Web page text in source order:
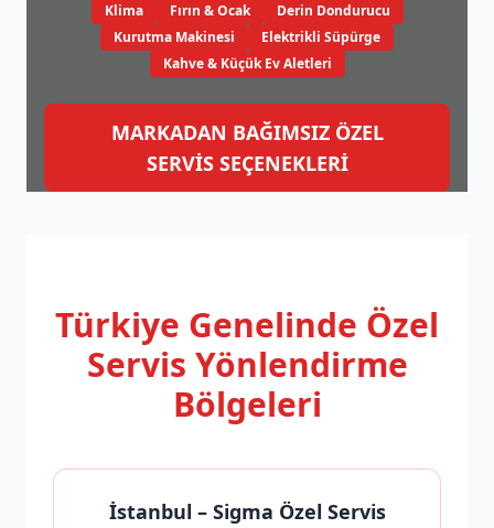
Klima
Fırın & Ocak
Derin Dondurucu
Kurutma Makinesi
Elektrikli Süpürge
Kahve & Küçük Ev Aletleri
MARKADAN BAĞIMSIZ ÖZEL
SERVİS SEÇENEKLERİ
Türkiye Genelinde Özel
Servis Yönlendirme
Bölgeleri
İstanbul – Sigma Özel Servis